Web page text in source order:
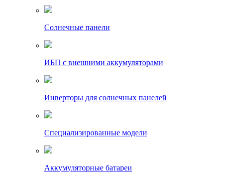
Солнечные панели
ИБП с внешними аккумуляторами
Инверторы для солнечных панелей
Специализированные модели
Аккумуляторные батареи